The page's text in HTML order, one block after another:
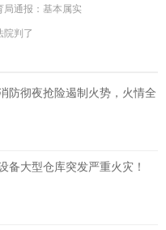
局通报：基本属实
院判了
防彻夜抢险遏制火势，火情全
备大型仓库突发严重火灾！